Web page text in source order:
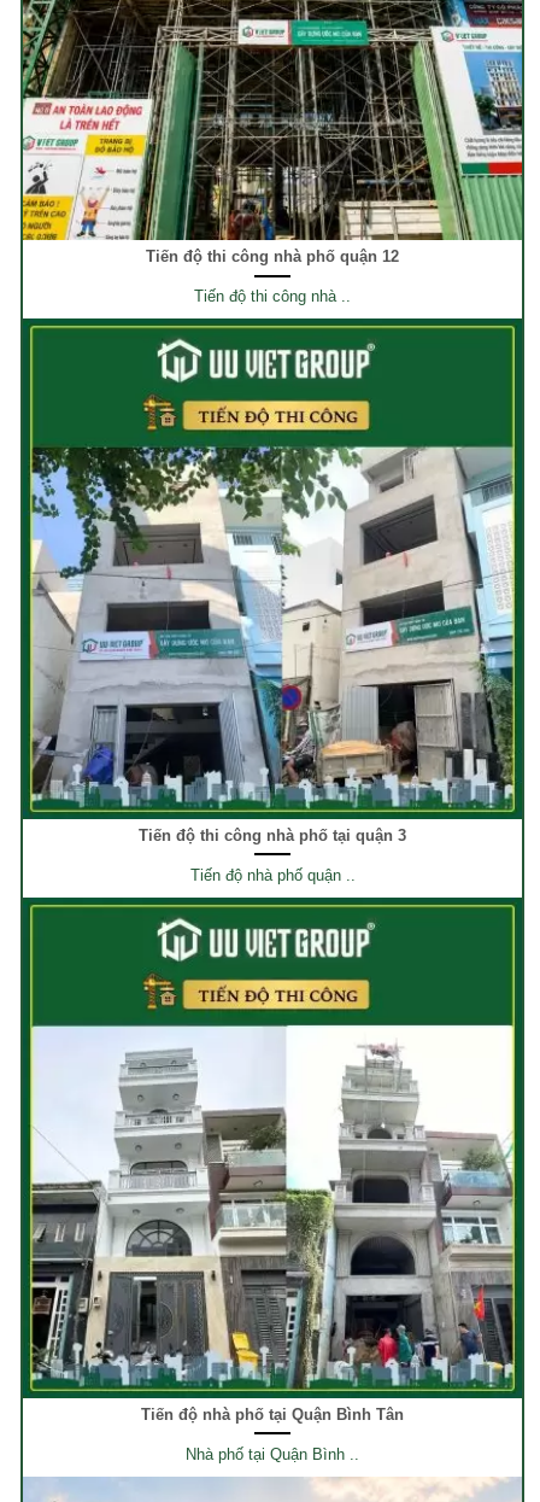
Tiến độ thi công nhà phố quận 12
Tiến độ thi công nhà ..
Tiến độ thi công nhà phố tại quận 3
Tiến độ nhà phố quận ..
Tiến độ nhà phố tại Quận Bình Tân
Nhà phố tại Quận Bình ..